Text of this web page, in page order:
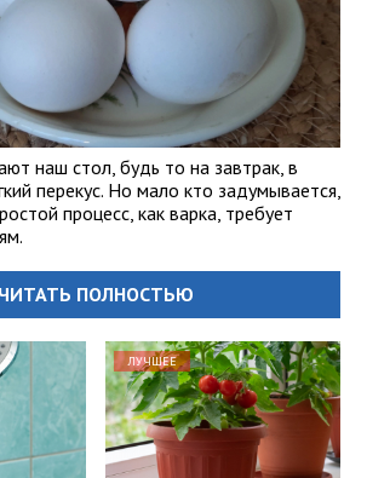
наш стол, будь то на завтрак, в
перекус. Но мало кто задумывается,
процесс, как варка, требует
ЧИТАТЬ ПОЛНОСТЬЮ
ЛУЧШЕЕ